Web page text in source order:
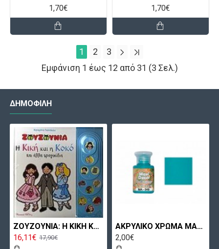
1,70€ 1,70€
1 2
3
Εμφάνιση 1 έως 12 από 31 (3 Σελ.)
ΔΗΜΟΦΙΛΉ
ΖΟΥΖΟΥΝΙΑ: Η ΚΙΚΗ ΚΑΙ Η ΚΟΚΟ ΚΑΙ ΑΛΛΑ ΤΡΑΓΟΥΔΙΑ
16,11€ 17,90€
ΑΚΡΥΛΙΚΟ ΧΡΩΜΑ MA049 60ML ΠΕΤΡΟΛ ΑΝΟΙΧΤΟ MAXICOLOR
2,00€